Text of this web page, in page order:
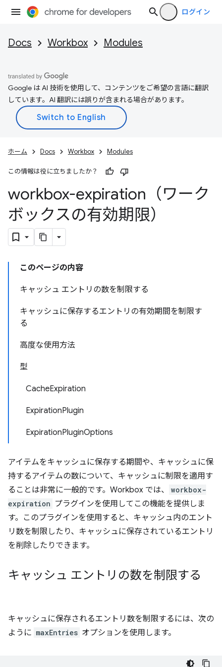
ログイン
Docs Workbox Modules
Google は AI 技術を使用して、コンテンツをご希望の言語に翻訳
しています。AI 翻訳には誤りが含まれる場合があります。
ホーム Docs Workbox Modules
この情報は役に立ちましたか？
workbox-expiration（ワーク
ボックスの有効期限）
このページの内容
キャッシュ エントリの数を制限する
キャッシュに保存するエントリの有効期間を制限す
る
高度な使用方法
型
CacheExpiration
ExpirationPlugin
ExpirationPluginOptions
アイテムをキャッシュに保存する期間や、キャッシュに保
持するアイテムの数について、キャッシュに制限を適用す
ることは非常に一般的です。Workbox では、
workbox-
expiration プラグインを使用してこの機能を提供しま
す。このプラグインを使用すると、キャッシュ内のエント
リ数を制限したり、キャッシュに保存されているエントリ
を削除したりできます。
キャッシュ エントリの数を制限する
キャッシュに保存されるエントリ数を制限するには、次の
ように maxEntries オプションを使用します。